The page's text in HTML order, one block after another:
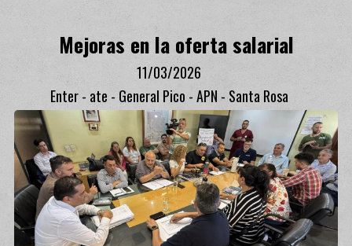
Mejoras en la oferta salarial
Enter - ate - General Pico - APN - Santa Rosa
11/03/2026